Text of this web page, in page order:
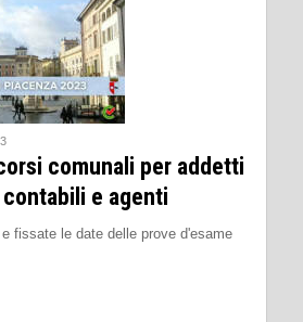
comunali per addetti
e agenti
fissate le date delle prove d'esame